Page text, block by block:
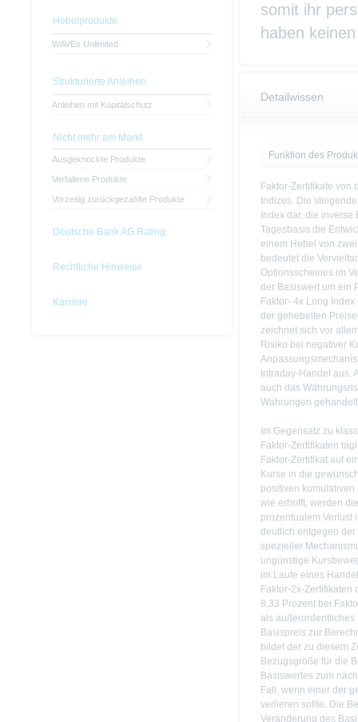
somit ihr
haben
Detailwissen
Funktion des
Faktor-Zertifikate von
Indizes. Die
Index dar, die
Tagesbasis die
einem Hebel von
bedeutet die
Optionsscheines im
der Basiswert um ein
Faktor- 4x Long
der gehebelten
zeichnet sich vor
Risiko bei negativer
Intraday-Handel aus.
auch das
Währungen
Im Gegensatz zu
Faktor-Zertifikaten
Faktor-Zertifikat auf
Kurse in die
positiven
wie erhofft, werden
prozentualem Verlust
deutlich entgegen
spezieller
ungünstige
im Laufe eines
Faktor-2x-Zertifikaten
8,33 Prozent bei
als außerordentliches
Basispreis zur
bildet der zu diesem
Bezugsgröße für die
Basiswertes zum
Fall, wenn einer der
verlieren sollte. Die
Veränderung des
Hebelprodukte
WAVEs Unlimited
Strukturierte Anleihen
Anleihen mit Kapitalschutz
Nicht mehr am Markt
Ausgeknockte Produkte
Verfallene Produkte
Vorzeitig zurückgezahlte Produkte
Deutsche Bank AG Rating
Rechtliche Hinweise
Karriere